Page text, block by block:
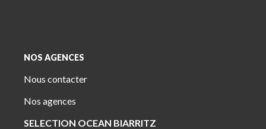
NOS AGENCES
Nous contacter
Nos agences
SELECTION OCEAN BIARRITZ